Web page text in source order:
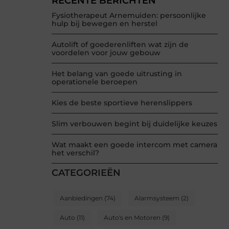
Fysiotherapeut Arnemuiden: persoonlijke
hulp bij bewegen en herstel
Autolift of goederenliften wat zijn de
voordelen voor jouw gebouw
Het belang van goede uitrusting in
operationele beroepen
Kies de beste sportieve herenslippers
Slim verbouwen begint bij duidelijke keuzes
Wat maakt een goede intercom met camera
het verschil?
CATEGORIEËN
Aanbiedingen (74) Alarmsysteem (2)
Auto (11) Auto's en Motoren (9)